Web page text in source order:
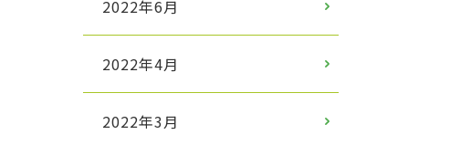
2022年6月
2022年4月
2022年3月